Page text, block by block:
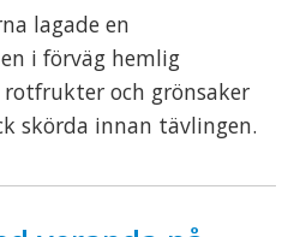
lagade en
i förväg hemlig
och grönsaker
skörda innan tävlingen.